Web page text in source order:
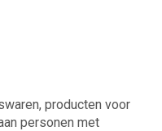
producten voor
personen met